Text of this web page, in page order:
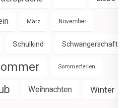
März November
Schulkind Schwangerschaft
Sommerferien
Weihnachten Winter